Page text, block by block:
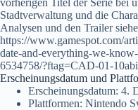
vorherigen Titel der Serie bei
Stadtverwaltung und die
Analysen und den Trailer
https://www.gamespot.com/
date-and-everything-we-
6534758/?ftag=CAD-01-
Erscheinungsdatum und
Erscheinungsdatum: 4.
Plattformen: Nintendo